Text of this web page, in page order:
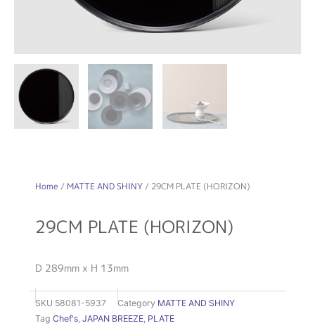
Home / MATTE AND SHINY / 29CM PLATE (HORIZON)
29CM PLATE (HORIZON)
D 289mm x H 13mm
SKU 58081-5937 Category MATTE AND SHINY
Tag Chef's JAPAN BREEZE PLATE